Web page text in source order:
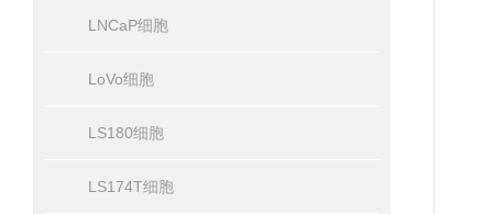
LNCaP细胞
LoVo细胞
LS180细胞
LS174T细胞